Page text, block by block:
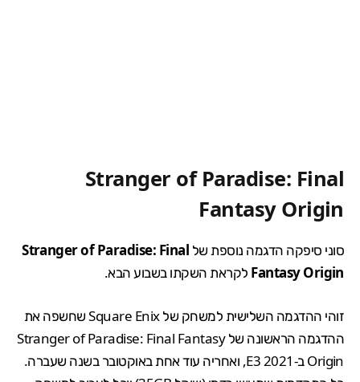
Stranger of Paradise: Final
Fantasy Origin
סוני סיפקה הדגמה נוספת של Stranger of Paradise: Final
Fantasy Origin לקראת השקתו בשבוע הבא.
זוהי ההדגמה השלישית למשחק של Square Enix שחשפה את
ההדגמה הראשונה של Stranger of Paradise: Final Fantasy
Origin ב-E3 2021, ואחריה עוד אחת באוקטובר בשנה שעברה.